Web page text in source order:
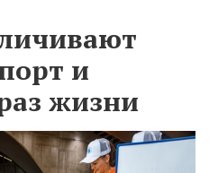
и
жизни